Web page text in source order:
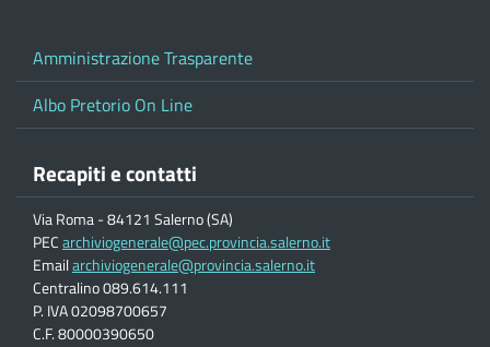
Amministrazione Trasparente
Albo Pretorio On Line
Recapiti e contatti
Via Roma - 84121 Salerno (SA)
PECarchiviogenerale@pec.provincia.salerno.it
Emailarchiviogenerale@provincia.salerno.it
Centralino 089.614.111
P. IVA 02098700657
C.F. 80000390650